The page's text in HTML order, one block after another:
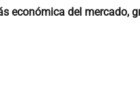
económica del mercado,